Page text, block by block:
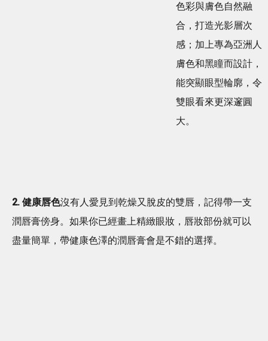
色彩與膚色自然融
合，打造光影層次
感；加上專為亞洲人
膚色和黑瞳而設計，
能突顯眼型輪廓，令
雙眼看來更深邃圓
大。
2. 健康唇色沒有人愛見到乾燥又脫皮的雙唇，記得帶一支
潤唇膏傍身。如果你已經畫上精緻眼妝，唇妝部份就可以
盡量簡單，帶健康色澤的潤唇膏會是不錯的選擇。